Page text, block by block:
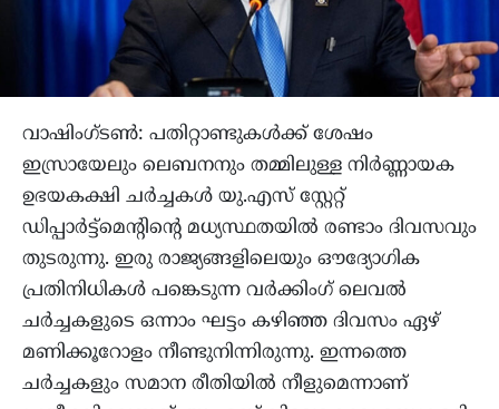
വാഷിംഗ്ടൺ: പതിറ്റാണ്ടുകൾക്ക് ശേഷം
ഇസ്രായേലും ലെബനനും തമ്മിലുള്ള നിർണ്ണായക
ഉഭയകക്ഷി ചർച്ചകൾ യു.എസ് സ്റ്റേറ്റ്
ഡിപ്പാർട്ട്‌മെന്റിന്റെ മധ്യസ്ഥതയിൽ രണ്ടാം ദിവസവും
തുടരുന്നു. ഇരു രാജ്യങ്ങളിലെയും ഔദ്യോഗിക
പ്രതിനിധികൾ പങ്കെടുന്ന വർക്കിംഗ് ലെവൽ
ചർച്ചകളുടെ ഒന്നാം ഘട്ടം കഴിഞ്ഞ ദിവസം ഏഴ്
മണിക്കൂറോളം നീണ്ടുനിന്നിരുന്നു. ഇന്നത്തെ
ചർച്ചകളും സമാന രീതിയിൽ നീളുമെന്നാണ്